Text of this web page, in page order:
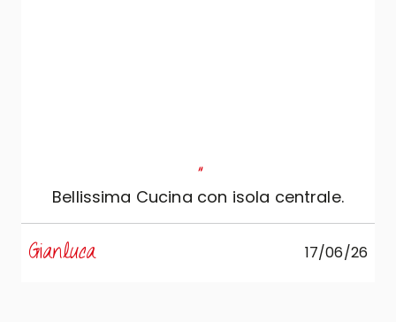
"
Bellissima Cucina con isola centrale.
Gianluca 17/06/26